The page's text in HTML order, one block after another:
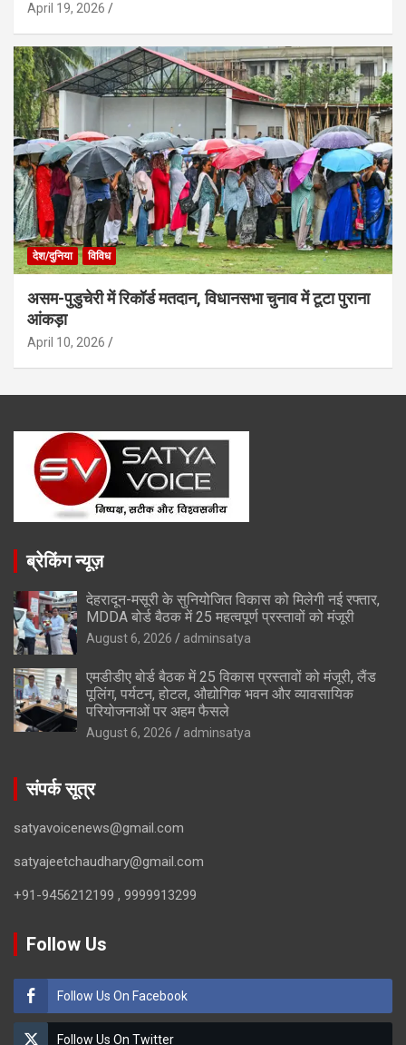
April 19, 2026
देश/दुनिया विविध
असम-पुडुचेरी में रिकॉर्ड मतदान, विधानसभा चुनाव में टूटा पुराना
आंकड़ा
April 10, 2026
ब्रेकिंग न्यूज़
देहरादून-मसूरी के सुनियोजित विकास को मिलेगी नई रफ्तार,
MDDA बोर्ड बैठक में 25 महत्वपूर्ण प्रस्तावों को मंजूरी
August 6, 2026 adminsatya
एमडीडीए बोर्ड बैठक में 25 विकास प्रस्तावों को मंजूरी, लैंड
पूलिंग, पर्यटन, होटल, औद्योगिक भवन और व्यावसायिक
परियोजनाओं पर अहम फैसले
August 6, 2026 adminsatya
संपर्क सूत्र
satyavoicenews@gmail.com
satyajeetchaudhary@gmail.com
+91-9456212199 , 9999913299
Follow Us
Follow Us On Facebook
Follow Us On Twitter